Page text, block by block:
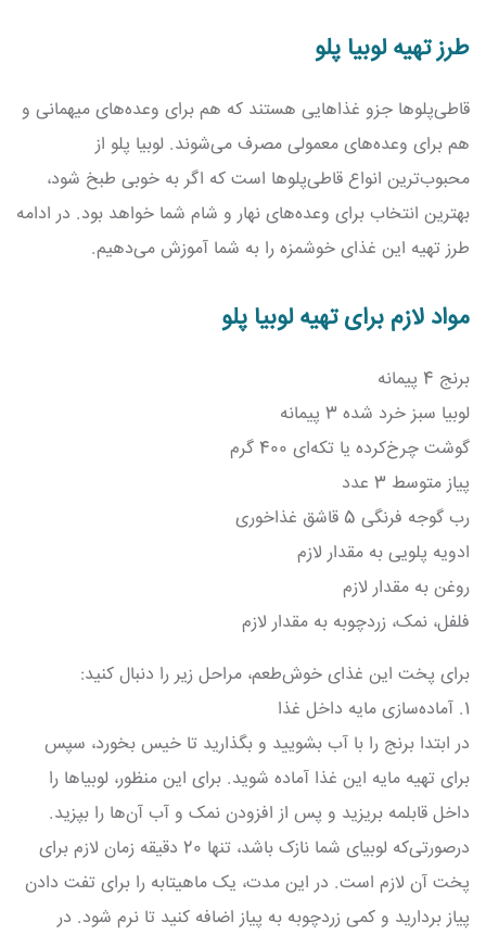
طرز تهیه لوبیا پلو
قاطی‌پلوها جزو غذاهایی هستند که هم برای وعده‌های میهمانی و
هم برای وعده‌های معمولی مصرف می‌شوند. لوبیا پلو از
محبوب‌ترین انواع قاطی‌پلوها است که اگر به خوبی طبخ شود،
بهترین انتخاب برای وعده‌های نهار و شام شما خواهد بود. در ادامه
طرز تهیه این غذای خوشمزه را به شما آموزش می‌دهیم.
مواد لازم برای تهیه لوبیا پلو
برنج 4 پیمانه
لوبیا سبز خرد شده 3 پیمانه
گوشت چرخ‌کرده یا تکه‌ای 400 گرم
پیاز متوسط 3 عدد
رب گوجه فرنگی 5 قاشق غذاخوری
ادویه پلویی به مقدار لازم
روغن به مقدار لازم
فلفل، نمک، زردچوبه به مقدار لازم
برای پخت این غذای خوش‌طعم، مراحل زیر را دنبال کنید:
1. آماده‌سازی مایه داخل غذا
در ابتدا برنج را با آب بشویید و بگذارید تا خیس بخورد، سپس
برای تهیه مایه این غذا آماده شوید. برای این منظور، لوبیاها را
داخل قابلمه بریزید و پس از افزودن نمک و آب آن‌ها را بپزید.
درصورتی‌که لوبیای شما نازک باشد، تنها 20 دقیقه زمان لازم برای
پخت آن لازم است. در این مدت، یک ماهیتابه را برای تفت دادن
پیاز بردارید و کمی زردچوبه به پیاز اضافه کنید تا نرم شود. در